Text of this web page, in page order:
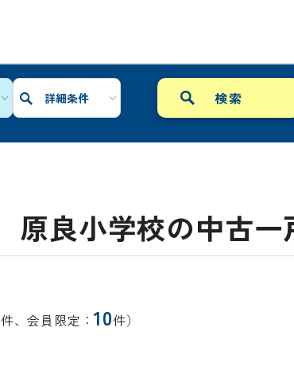
詳細条件
原良小学校の中古一
件、会員限定：10件）